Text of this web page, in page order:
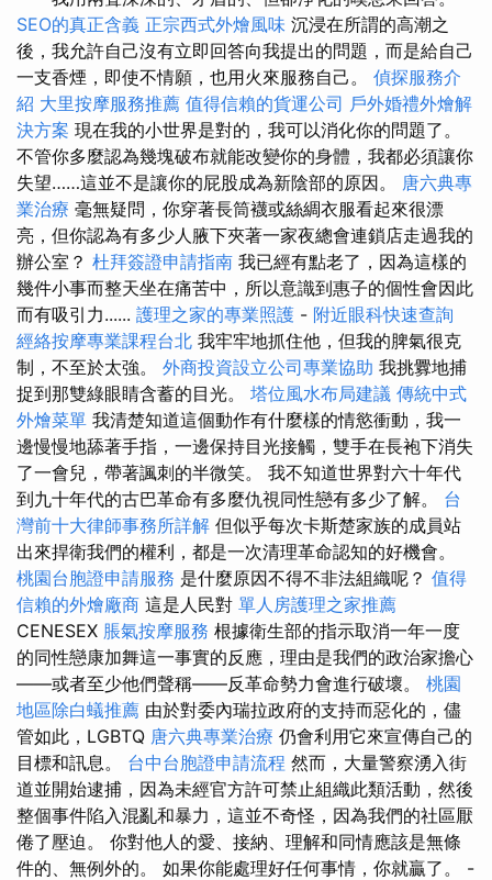
SEO的真正含義 正宗西式外燴風味 沉浸在所謂的高潮之
後，我允許自己沒有立即回答向我提出的問題，而是給自己
一支香煙，即使不情願，也用火來服務自己。 偵探服務介
紹 大里按摩服務推薦 值得信賴的貨運公司 戶外婚禮外燴解
決方案 現在我的小世界是對的，我可以消化你的問題了。
不管你多麼認為幾塊破布就能改變你的身體，我都必須讓你
失望……這並不是讓你的屁股成為新陰部的原因。 唐六典專
業治療 毫無疑問，你穿著長筒襪或絲綢衣服看起來很漂
亮，但你認為有多少人腋下夾著一家夜總會連鎖店走過我的
辦公室？ 杜拜簽證申請指南 我已經有點老了，因為這樣的
幾件小事而整天坐在痛苦中，所以意識到惠子的個性會因此
而有吸引力...... 護理之家的專業照護 - 附近眼科快速查詢
經絡按摩專業課程台北 我牢牢地抓住他，但我的脾氣很克
制，不至於太強。 外商投資設立公司專業協助 我挑釁地捕
捉到那雙綠眼睛含蓄的目光。 塔位風水布局建議 傳統中式
外燴菜單 我清楚知道這個動作有什麼樣的情慾衝動，我一
邊慢慢地舔著手指，一邊保持目光接觸，雙手在長袍下消失
了一會兒，帶著諷刺的半微笑。 我不知道世界對六十年代
到九十年代的古巴革命有多麼仇視同性戀有多少了解。 台
灣前十大律師事務所詳解 但似乎每次卡斯楚家族的成員站
出來捍衛我們的權利，都是一次清理革命認知的好機會。
桃園台胞證申請服務 是什麼原因不得不非法組織呢？ 值得
信賴的外燴廠商 這是人民對 單人房護理之家推薦
CENESEX 脹氣按摩服務 根據衛生部的指示取消一年一度
的同性戀康加舞這一事實的反應，理由是我們的政治家擔心
——或者至少他們聲稱——反革命勢力會進行破壞。 桃園
地區除白蟻推薦 由於對委內瑞拉政府的支持而惡化的，儘
管如此，LGBTQ 唐六典專業治療 仍會利用它來宣傳自己的
目標和訊息。 台中台胞證申請流程 然而，大量警察湧入街
道並開始逮捕，因為未經官方許可禁止組織此類活動，然後
整個事件陷入混亂和暴力，這並不奇怪，因為我們的社區厭
倦了壓迫。 你對他人的愛、接納、理解和同情應該是無條
件的、無例外的。 如果你能處理好任何事情，你就贏了。 -